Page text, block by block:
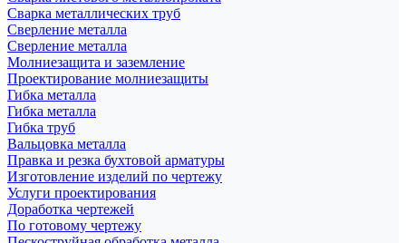
Сварка металлических труб
Сверление металла
Сверление металла
Молниезащита и заземление
Проектирование молниезащиты
Гибка металла
Гибка металла
Гибка труб
Вальцовка металла
Правка и резка бухтовой арматуры
Изготовление изделий по чертежу
Услуги проектирования
Доработка чертежей
По готовому чертежу